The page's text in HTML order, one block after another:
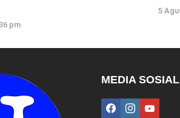
pm
5
MEDIA SOSIAL
facebookinstagramyoutube